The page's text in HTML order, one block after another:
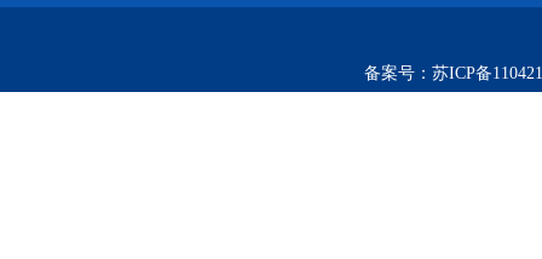
备案号： 苏ICP备